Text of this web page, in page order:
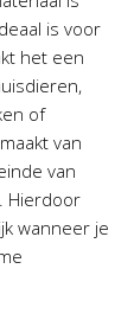
is voor
het een
of
van
van
Hierdoor
wanneer je